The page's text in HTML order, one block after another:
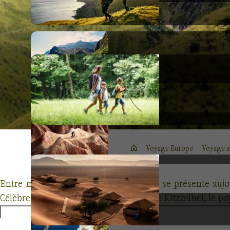
Voyage Europe Voyage
Entre montagne et histoire, l'Autriche se présente
Célèbre pour ses stations de ski comme Kitzbühel, le
permettra de découvrir.